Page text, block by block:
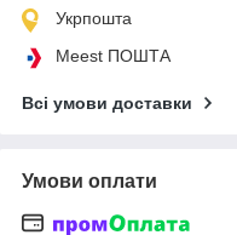
Укрпошта
Meest ПОШТА
Всі умови доставки
Умови оплати